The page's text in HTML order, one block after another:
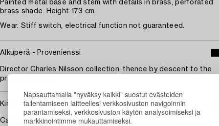
Napsauttamalla "hyväksy kaikki" suostut evästeiden
tallentamiseen laitteellesi verkkosivuston navigoinnin
parantamiseksi, verkkosivuston käytön analysoimiseksi ja
markkinointimme mukauttamiseksi.
Painted metal base and stem with details in brass, perforated
brass shade. Height 173 cm.
Wear. Stiff switch, electrical function not guaranteed.
Alkuperä - Provenienssi
Director Charles Nilsson collection, thence by descent to the
present owner.
Kirjallisuus
Catalogue, "Bröderna Malmströms metallvarufabrik", no. 18,